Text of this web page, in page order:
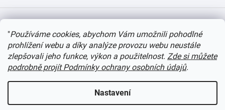
"Používáme cookies, abychom Vám umožnili pohodlné
prohlížení webu a díky analýze provozu webu neustále
zlepšovali jeho funkce, výkon a použitelnost. Zde si můžete
podrobně projít Podmínky ochrany osobních údajů.
Nastavení
Copyright 2026itvlaky.cz . Všechna práva vyhrazena. Upravit nastavení cookies